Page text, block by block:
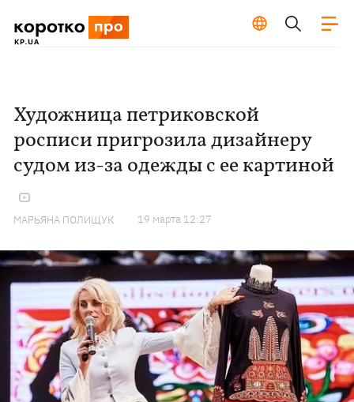
Художница петриковской
росписи пригрозила дизайнеру
судом из-за одежды с ее картиной
МАРЬЯНА ПОЛИЩУК 19 марта 12:27